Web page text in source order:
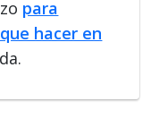
para
hacer en